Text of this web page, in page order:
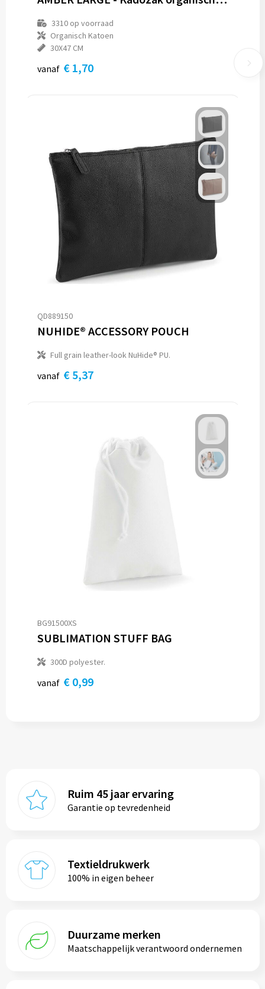
3310op voorraad
Organisch Katoen
30X47 CM
vanaf € 1,70
QD889150
NUHIDE® ACCESSORY POUCH
Full grain leather-look NuHide® PU.
vanaf € 5,37
BG91500XS
SUBLIMATION STUFF BAG
300D polyester.
vanaf € 0,99
Ruim 45 jaar ervaring
Garantie op tevredenheid
Textieldrukwerk
100% in eigen beheer
Duurzame merken
Maatschappelijk verantwoord ondernemen